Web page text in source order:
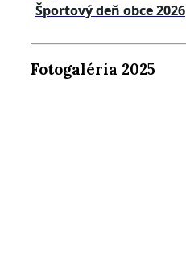
Športový deň obce 2026
Fotogaléria 2025